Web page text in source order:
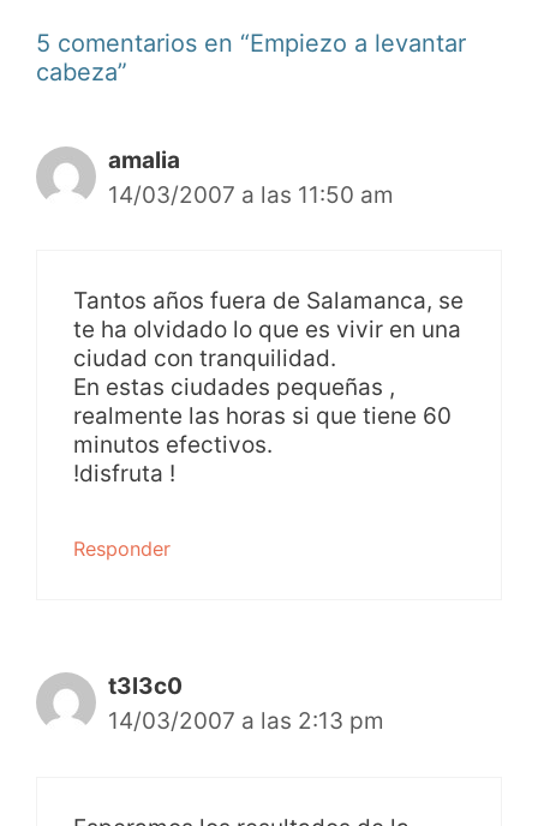
5 comentarios en “Empiezo a levantar
cabeza”
amalia
14/03/2007 a las 11:50 am
Tantos años fuera de Salamanca, se
te ha olvidado lo que es vivir en una
ciudad con tranquilidad.
En estas ciudades pequeñas ,
realmente las horas si que tiene 60
minutos efectivos.
!disfruta !
Responder
t3l3c0
14/03/2007 a las 2:13 pm